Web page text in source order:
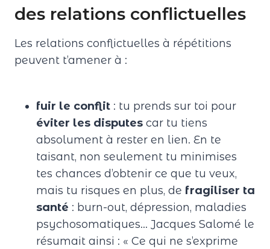
des relations conflictuelles
Les relations conflictuelles à répétitions
peuvent t’amener à :
fuir le conflit : tu prends sur toi pour
éviter les disputes car tu tiens
absolument à rester en lien. En te
taisant, non seulement tu minimises
tes chances d’obtenir ce que tu veux,
mais tu risques en plus, de fragiliser ta
santé : burn-out, dépression, maladies
psychosomatiques… Jacques Salomé le
résumait ainsi : « Ce qui ne s’exprime